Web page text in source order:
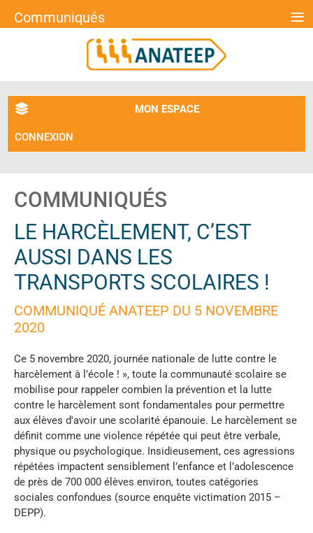
MON ESPACE
CONNEXION
COMMUNIQUÉS
LE HARCÈLEMENT, C’EST
AUSSI DANS LES
TRANSPORTS SCOLAIRES !
COMMUNIQUÉ ANATEEP DU 5 NOVEMBRE
2020
Ce 5 novembre 2020, journée nationale de lutte contre le
harcèlement à l’école ! », toute la communauté scolaire se
mobilise pour rappeler combien la prévention et la lutte
contre le harcèlement sont fondamentales pour permettre
aux élèves d'avoir une scolarité épanouie. Le harcèlement se
définit comme une violence répétée qui peut être verbale,
physique ou psychologique. Insidieusement, ces agressions
répétées impactent sensiblement l’enfance et l’adolescence
de près de 700 000 élèves environ, toutes catégories
sociales confondues (source enquête victimation 2015 –
DEPP).
Communiqués ≡